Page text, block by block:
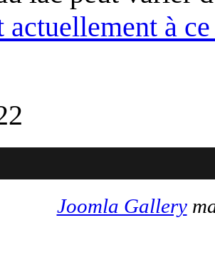
actuellement à
Joomla Gallery